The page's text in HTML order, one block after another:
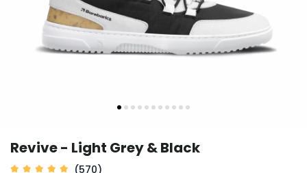
Revive - Light Grey & Black
(570)